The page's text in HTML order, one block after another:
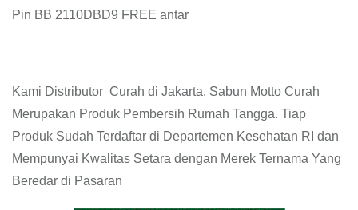
Pin BB 2110DBD9 FREE antar
Kami Distributor Curah di Jakarta. Sabun Motto Curah
Merupakan Produk Pembersih Rumah Tangga. Tiap
Produk Sudah Terdaftar di Departemen Kesehatan RI dan
Mempunyai Kwalitas Setara dengan Merek Ternama Yang
Beredar di Pasaran